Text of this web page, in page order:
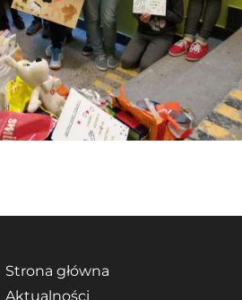
Strona główna
Aktualności